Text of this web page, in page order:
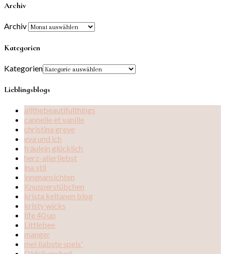
Archiv
Archiv
Kategorien
Kategorien
Lieblingsblogs
allthebeautifulthings
cannelle et vanille
christina greve
eva und ich
fräulein glücklich
herz-allerliebst
ina stil
innenansichten
Knusperstübchen
krista keltanen blog
kristy wicks
life 40 up
Littlebee
manger
mei liabste speis'